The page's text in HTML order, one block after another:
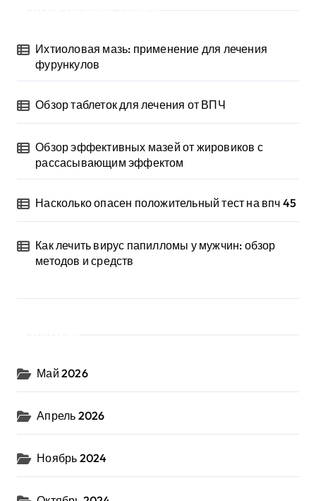
Ихтиоловая мазь: применение для лечения
фурункулов
Обзор таблеток для лечения от ВПЧ
Обзор эффективных мазей от жировиков с
рассасывающим эффектом
Насколько опасен положительный тест на впч 45
Как лечить вирус папилломы у мужчин: обзор
методов и средств
Май 2026
Апрель 2026
Ноябрь 2024